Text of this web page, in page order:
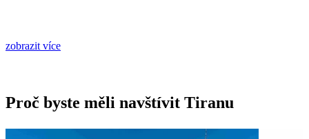
zobrazit více
Proč byste měli navštívit Tiranu